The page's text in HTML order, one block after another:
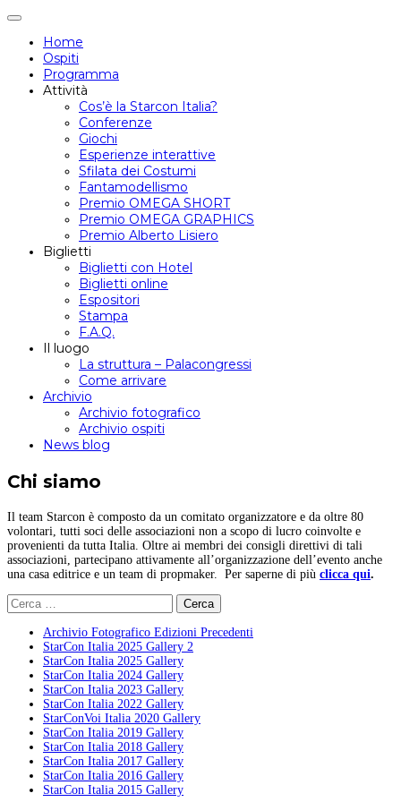
Attiva/disattiva
navigazione
Home
Ospiti
Programma
Attività
Cos’è la Starcon Italia?
Conferenze
Giochi
Esperienze interattive
Sfilata dei Costumi
Fantamodellismo
Premio OMEGA SHORT
Premio OMEGA GRAPHICS
Premio Alberto Lisiero
Biglietti
Biglietti con Hotel
Biglietti online
Espositori
Stampa
F.A.Q.
Il luogo
La struttura – Palacongressi
Come arrivare
Archivio
Archivio fotografico
Archivio ospiti
News blog
Chi siamo
Il team Starcon è composto da un comitato organizzatore e da oltre 80
volontari, tutti soci delle associazioni non a scopo di lucro coinvolte e
provenienti da tutta Italia. Oltre ai membri dei consigli direttivi di tali
associazioni, partecipano attivamente all’organizzazione dell’evento anche
una casa editrice e un team di propmaker. Per saperne di più clicca qui.
Ricerca
per:
Archivio Fotografico Edizioni Precedenti
StarCon Italia 2025 Gallery 2
StarCon Italia 2025 Gallery
StarCon Italia 2024 Gallery
StarCon Italia 2023 Gallery
StarCon Italia 2022 Gallery
StarConVoi Italia 2020 Gallery
StarCon Italia 2019 Gallery
StarCon Italia 2018 Gallery
StarCon Italia 2017 Gallery
StarCon Italia 2016 Gallery
StarCon Italia 2015 Gallery